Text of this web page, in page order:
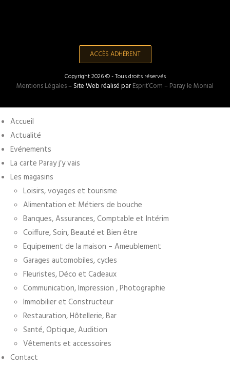
ACCÈS ADHÉRENT
Copyright 2026 © - Tous droits réservés
Mentions Légales– Site Web réalisé parEsprit’Com – Paray le Monial
Accueil
Actualité
Evénements
La carte Paray j’y vais
Les magasins
Loisirs, voyages et tourisme
Alimentation et Métiers de bouche
Banques, Assurances, Comptable et Intérim
Coiffure, Soin, Beauté et Bien être
Equipement de la maison – Ameublement
Garages automobiles, cycles
Fleuristes, Déco et Cadeaux
Communication, Impression , Photographie
Immobilier et Constructeur
Restauration, Hôtellerie, Bar
Santé, Optique, Audition
Vêtements et accessoires
Contact